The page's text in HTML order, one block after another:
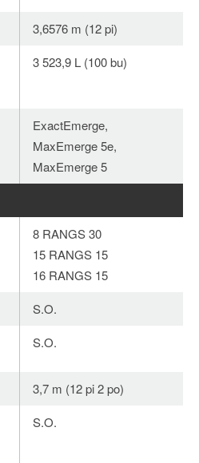
3,6576 m (12 pi)
3 523,9 L (100 bu)
ExactEmerge,
MaxEmerge 5e,
MaxEmerge 5
8 RANGS 30
15 RANGS 15
16 RANGS 15
S.O.
S.O.
3,7 m (12 pi 2 po)
S.O.